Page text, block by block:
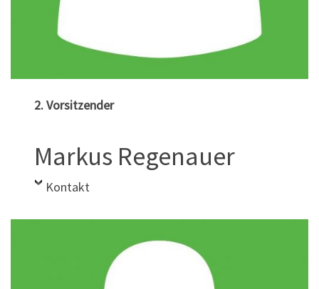
2. Vorsitzender
Markus Regenauer
Kontakt